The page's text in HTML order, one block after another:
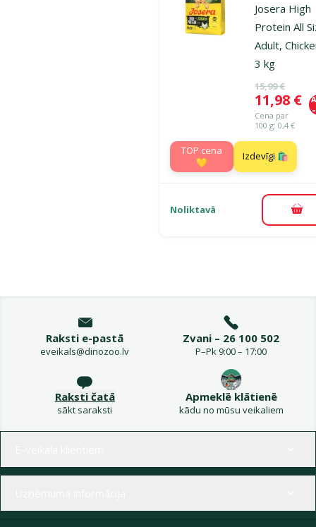
Josera High
Protein All
Adult,
3 kg
Oriģinālā
15,99 €
Cena
11,98 €
Cena par
100 g: 0,4 €
TOP cena
💛
Izdevīgi 🛍️
Noliktavā
Raksti e-pastā
eveikals@dinozoo.lv
Zvani – 26 100 502
P–Pk 9:00 – 17:00
Raksti čatā
sākt saraksti
Apmeklē klātienē
kādu no mūsu veikaliem